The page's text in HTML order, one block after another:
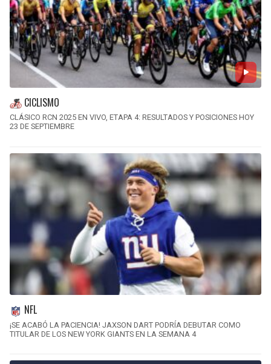
CICLISMO
CLÁSICO RCN 2025 EN VIVO, ETAPA 4: RESULTADOS Y POSICIONES HOY
23 DE SEPTIEMBRE
NFL
¡SE ACABÓ LA PACIENCIA! JAXSON DART PODRÍA DEBUTAR COMO
TITULAR DE LOS NEW YORK GIANTS EN LA SEMANA 4